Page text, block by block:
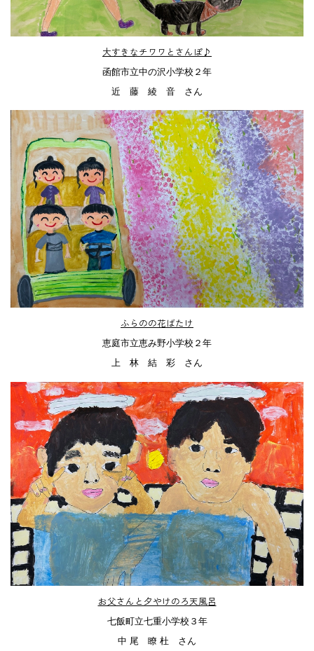
大すきなチワワとさんぽ♪
函館市立中の沢小学校２年
近 藤 綾 音 さん
ふらのの花ばたけ
恵庭市立恵み野小学校２年
上 林 結 彩 さん
お父さんと夕やけのろ天風呂
七飯町立七重小学校３年
中 尾 瞭 杜 さん